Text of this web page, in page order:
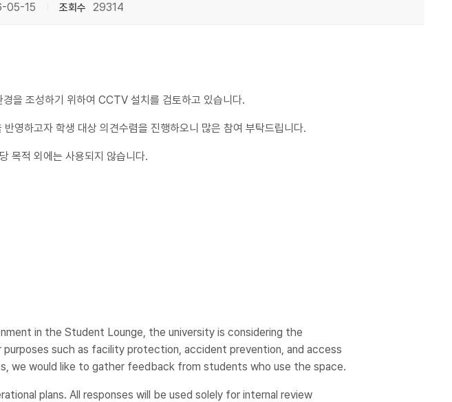
05-15 조회수 29314
을 조성하기 위하여 CCTV 설치를 검토하고 있습니다.
영하고자 학생 대상 의견수렴을 진행하오니 많은 참여 부탁드립니다.
목적 외에는 사용되지 않습니다.
in the Student Lounge, the university is considering the
such as facility protection, accident prevention, and access
we would like to gather feedback from students who use the space.
plans. All responses will be used solely for internal review